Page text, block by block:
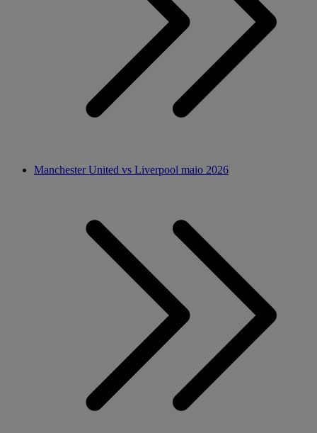
Manchester United vs Liverpool maio 2026